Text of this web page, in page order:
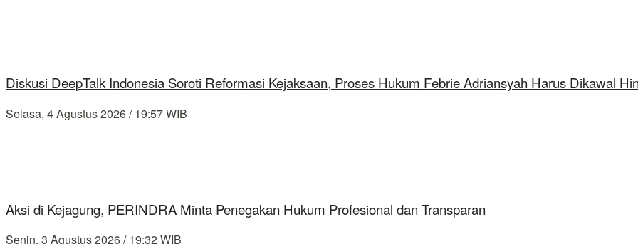
Diskusi DeepTalk Indonesia Soroti Reformasi Kejaksaan, Proses Hukum Febrie Adriansyah Harus Dikawal
Selasa, 4 Agustus 2026 / 19:57 WIB
Aksi di Kejagung, PERINDRA Minta Penegakan Hukum Profesional dan Transparan
Senin, 3 Agustus 2026 / 19:32 WIB